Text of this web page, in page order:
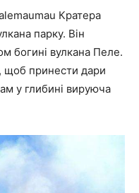
Кратера
парку. Він
богині вулкана Пеле.
щоб принести дари
у глибині вируюча